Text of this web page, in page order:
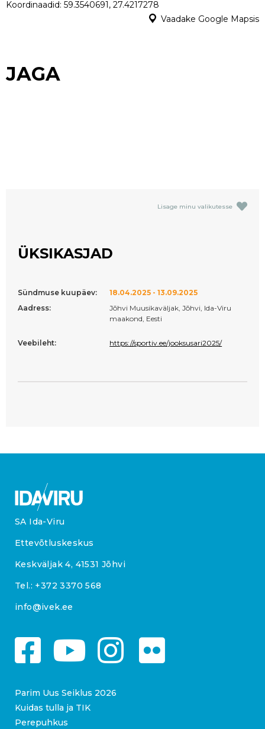
Koordinaadid: 59.3540691, 27.4217278
Vaadake Google Mapsis
JAGA
Lisage minu valikutesse
ÜKSIKASJAD
Sündmuse kuupäev:
18.04.2025 - 13.09.2025
Aadress:
Jõhvi Muusikaväljak, Jõhvi, Ida-Viru
maakond, Eesti
Veebileht: https://sportiv.ee/jooksusari2025/
SA Ida-Viru
Ettevõtluskeskus
Keskväljak 4, 41531 Jõhvi
Tel.: +372 3370 568
info@ivek.ee
Parim Uus Seiklus 2026
Kuidas tulla ja TIK
Perepuhkus